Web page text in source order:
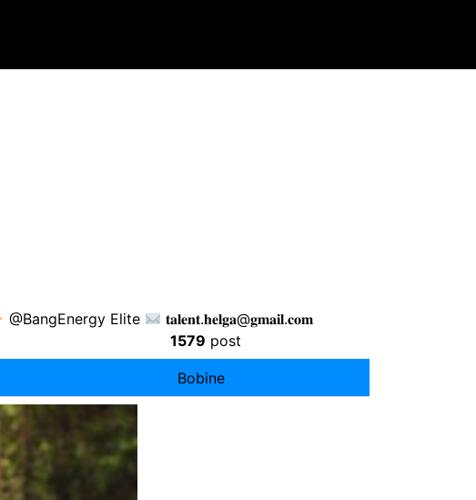
@BangEnergy Elite
𝐭𝐚𝐥𝐞𝐧𝐭.𝐡𝐞𝐥𝐠𝐚@𝐠𝐦𝐚𝐢𝐥.𝐜𝐨𝐦
1579 post
Bobine